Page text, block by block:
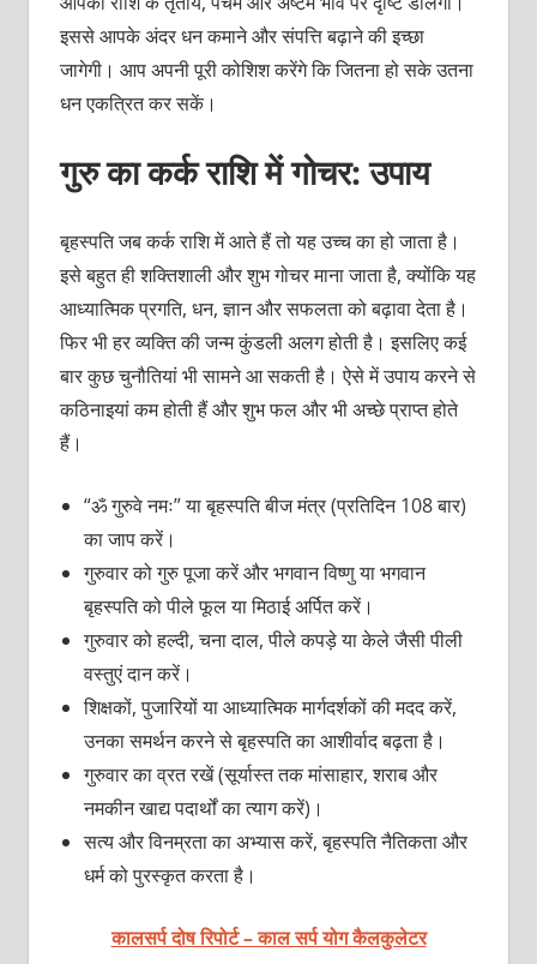
इससे आपके अंदर धन कमाने और संपत्ति बढ़ाने की इच्छा
जागेगी। आप अपनी पूरी कोशिश करेंगे कि जितना हो सके उतना
धन एकत्रित कर सकें।
गुरु का कर्क राशि में गोचर: उपाय
बृहस्पति जब कर्क राशि में आते हैं तो यह उच्च का हो जाता है।
इसे बहुत ही शक्तिशाली और शुभ गोचर माना जाता है, क्योंकि यह
आध्यात्मिक प्रगति, धन, ज्ञान और सफलता को बढ़ावा देता है।
फिर भी हर व्यक्ति की जन्म कुंडली अलग होती है। इसलिए कई
बार कुछ चुनौतियां भी सामने आ सकती है। ऐसे में उपाय करने से
कठिनाइयां कम होती हैं और शुभ फल और भी अच्छे प्राप्त होते
हैं।
“ॐ गुरुवे नमः” या बृहस्पति बीज मंत्र (प्रतिदिन 108 बार)
का जाप करें।
गुरुवार को गुरु पूजा करें और भगवान विष्णु या भगवान
बृहस्पति को पीले फूल या मिठाई अर्पित करें।
गुरुवार को हल्दी, चना दाल, पीले कपड़े या केले जैसी पीली
वस्तुएं दान करें।
शिक्षकों, पुजारियों या आध्यात्मिक मार्गदर्शकों की मदद करें,
उनका समर्थन करने से बृहस्पति का आशीर्वाद बढ़ता है।
गुरुवार का व्रत रखें (सूर्यास्त तक मांसाहार, शराब और
नमकीन खाद्य पदार्थों का त्याग करें)।
सत्य और विनम्रता का अभ्यास करें, बृहस्पति नैतिकता और
धर्म को पुरस्कृत करता है।
कालसर्प दोष रिपोर्ट – काल सर्प योग कैलकुलेटर